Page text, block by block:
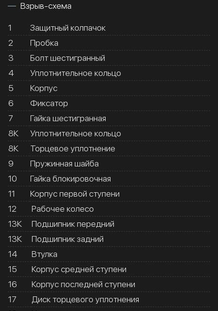
Взрыв-схема
1
Защитный колпачок
2
Пробка
3
Болт шестигранный
4
Уплотнительное кольцо
5
Корпус
6
Фиксатор
7
Гайка шестигранная
8К
Уплотнительное кольцо
8К
Торцевое уплотнение
9
Пружинная шайба
10
Гайка блокировочная
11
Корпус первой ступени
12
Рабочее колесо
13К
Подшипник передний
13К
Подшипник задний
14
Втулка
15
Корпус средней ступени
16
Корпус последней ступени
17
Диск торцевого уплотнения